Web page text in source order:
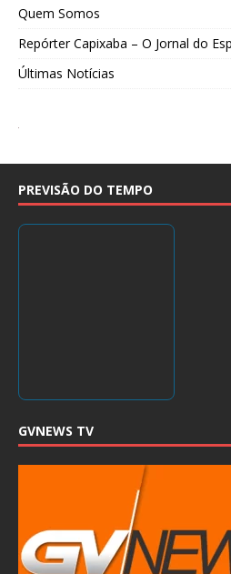
Quem Somos
Repórter Capixaba – O Jornal do
Últimas Notícias
PREVISÃO DO TEMPO
GVNEWS TV